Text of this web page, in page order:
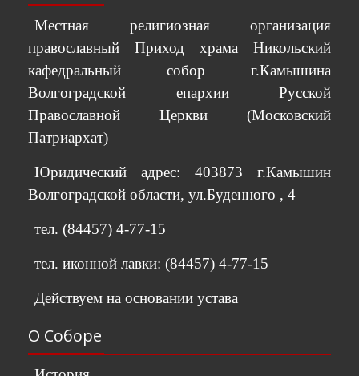
Местная религиозная организация
православный Приход храма Никольский
кафедральный собор г.Камышина
Волгоградской епархии Русской
Православной Церкви (Московский
Патриархат)
Юридический адрес: 403873 г.Камышин
Волгоградской области, ул.Буденного , 4
тел. (84457) 4-77-15
тел. иконной лавки: (84457) 4-77-15
Действуем на основании устава
О Соборе